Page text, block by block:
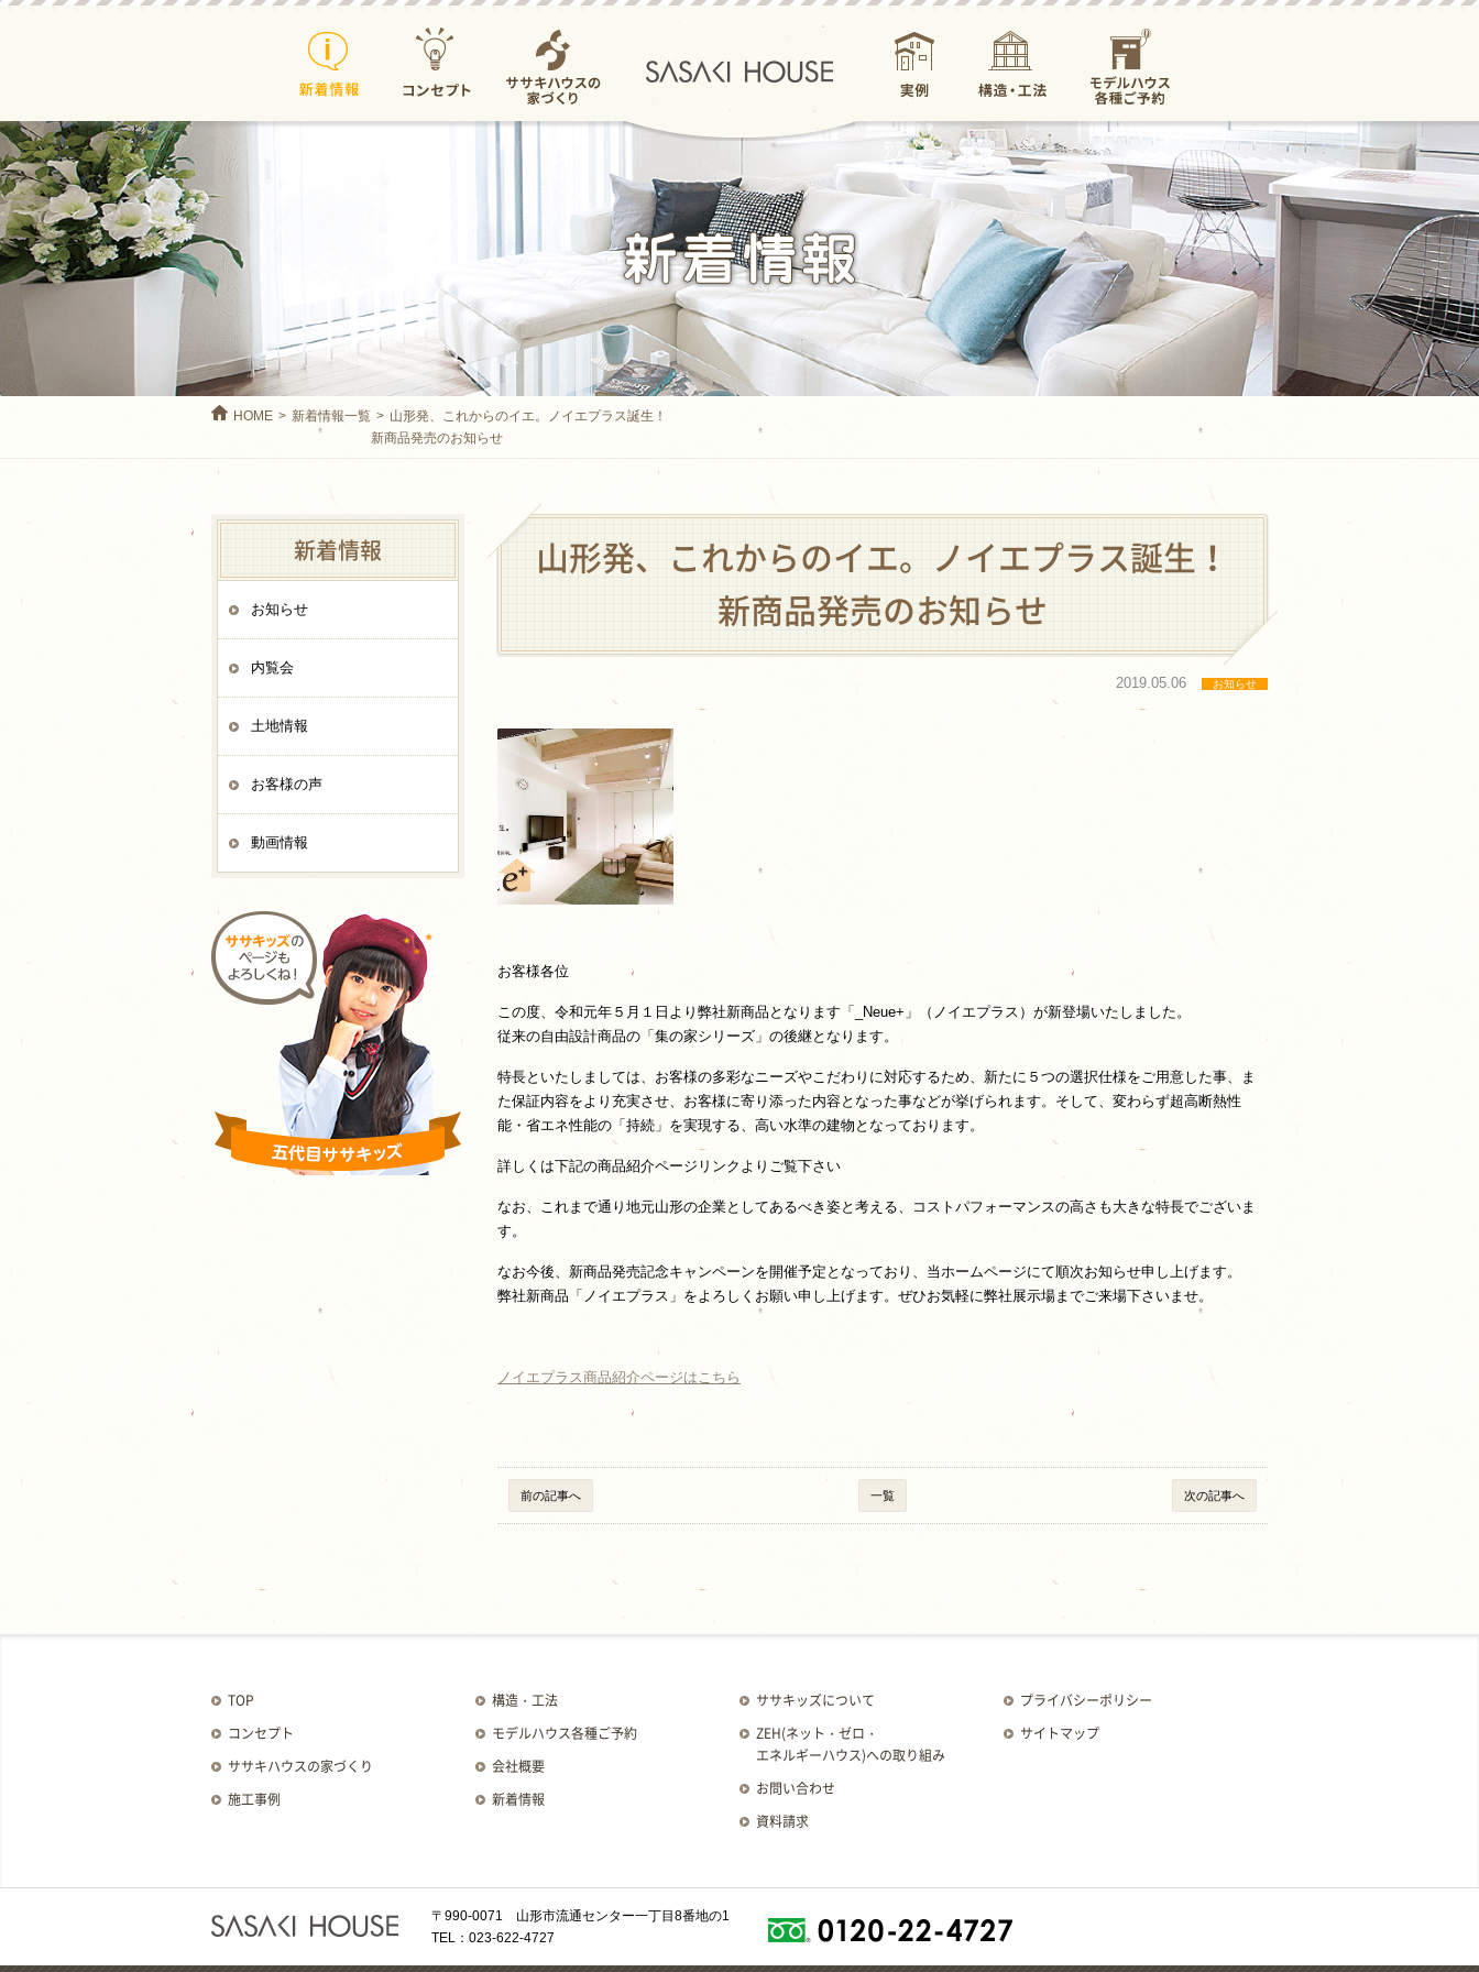
種ご予約
HOME 新着情報一覧
山形発、これからのイエ。ノイエプラス誕生！
新商品発売のお知らせ
山形発、これからのイエ。ノイエプラス誕生！
新商品発売のお知らせ
2019.05.06 お知らせ
お客様各位
この度、令和元年５月１日より弊社新商品となります「_Neue+」（ノイエプラス）が新登場いたしました。
従来の自由設計商品の「集の家シリーズ」の後継となります。
特長といたしましては、お客様の多彩なニーズやこだわりに対応するため、新たに５つの選択仕様をご用意した事、ま
た保証内容をより充実させ、お客様に寄り添った内容となった事などが挙げられます。そして、変わらず超高断熱性
能・省エネ性能の「持続」を実現する、高い水準の建物となっております。
詳しくは下記の商品紹介ページリンクよりご覧下さい
なお、これまで通り地元山形の企業としてあるべき姿と考える、コストパフォーマンスの高さも大きな特長でございま
す。
なお今後、新商品発売記念キャンペーンを開催予定となっており、当ホームページにて順次お知らせ申し上げます。
弊社新商品「ノイエプラス」をよろしくお願い申し上げます。ぜひお気軽に弊社展示場までご来場下さいませ。
ノイエプラス商品紹介ページはこちら
前の記事へ 一覧 次の記事へ
新着情報
お知らせ
内覧会
土地情報
お客様の声
動画情報
TOP
コンセプト
ササキハウスの家づくり
施工事例
構造・工法
モデルハウス各種ご予約
会社概要
新着情報
ササキッズについて
ZEH(ネット・ゼロ・
エネルギーハウス)への取り組み
お問い合わせ
資料請求
プライバシーポリシー
サイトマップ
〒990-0071 山形市流通センター一丁目8番地の1
TEL：023-622-4727